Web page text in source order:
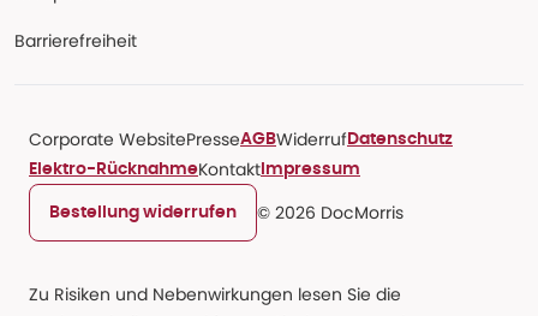
Barrierefreiheit
Corporate WebsitePresseAGBWiderruf Datenschutz
Elektro-RücknahmeKontakt Impressum
Bestellung widerrufen © 2026 DocMorris
Zu Risiken und Nebenwirkungen lesen Sie die